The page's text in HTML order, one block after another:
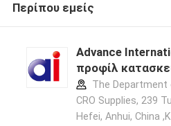
Περίπου εμείς
Advance
προφίλ
The Department
CRO Supplies, 239
Hefei, Anhui, China